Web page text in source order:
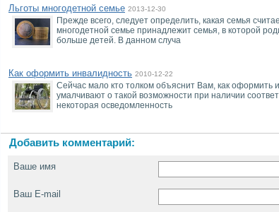
Льготы многодетной семье 2013-12-30
Прежде всего, следует определить, какая семья
многодетной семье принадлежит семья, в которой
больше детей. В данном случа
Как оформить инвалидность 2010-12-22
Сейчас мало кто толком объяснит Вам, как оформить
умалчивают о такой возможности при наличии
некоторая осведомленность
Добавить комментарий:
Ваше имя
Ваш E-mail